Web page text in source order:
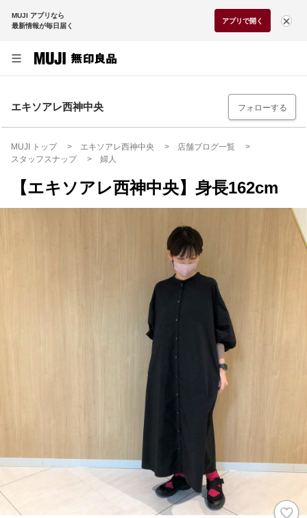
MUJI アプリなら
最新情報が毎日届く
アプリで開く
エキソアレ西神中央 フォローする
MUJI トップ エキソアレ西神中央
店舗ブログ一覧
スタッフスナップ
婦人
【エキソアレ西神中央】身長162cm